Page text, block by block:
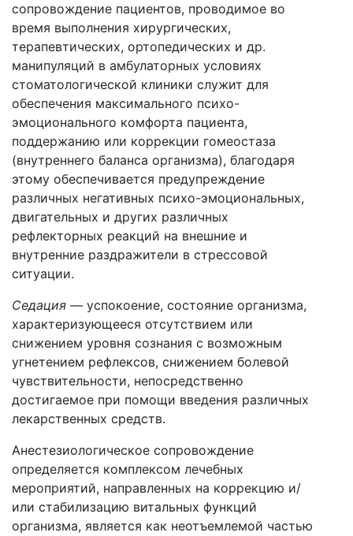
сопровождение пациентов, проводимое во
время выполнения хирургических,
терапевтических, ортопедических и др.
манипуляций в амбулаторных условиях
стоматологической клиники служит для
обеспечения максимального психо-
эмоционального комфорта пациента,
поддержанию или коррекции гомеостаза
(внутреннего баланса организма), благодаря
этому обеспечивается предупреждение
различных негативных психо-эмоциональных,
двигательных и других различных
рефлекторных реакций на внешние и
внутренние раздражители в стрессовой
ситуации.
Седация — успокоение, состояние организма,
характеризующееся отсутствием или
снижением уровня сознания с возможным
угнетением рефлексов, снижением болевой
чувствительности, непосредственно
достигаемое при помощи введения различных
лекарственных средств.
Анестезиологическое сопровождение
определяется комплексом лечебных
мероприятий, направленных на коррекцию и/
или стабилизацию витальных функций
организма, является как неотъемлемой частью